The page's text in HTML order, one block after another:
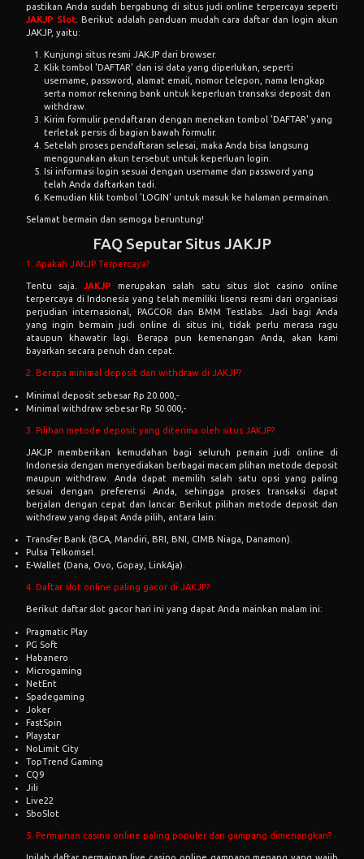
pastikan Anda sudah bergabung di situs judi online terpercaya seperti
JAKJP Slot. Berikut adalah panduan mudah cara daftar dan login akun
JAKJP, yaitu:
Kunjungi situs resmi JAKJP dari browser.
Klik tombol 'DAFTAR' dan isi data yang diperlukan, seperti
username, password, alamat email, nomor telepon, nama lengkap
serta nomor rekening bank untuk keperluan transaksi deposit dan
withdraw.
Kirim formulir pendaftaran dengan menekan tombol 'DAFTAR' yang
terletak persis di bagian bawah formulir.
Setelah proses pendaftaran selesai, maka Anda bisa langsung
menggunakan akun tersebut untuk keperluan login.
Isi informasi login sesuai dengan username dan password yang
telah Anda daftarkan tadi.
Kemudian klik tombol 'LOGIN' untuk masuk ke halaman permainan.
Selamat bermain dan semoga beruntung!
FAQ Seputar Situs JAKJP
1. Apakah JAKJP Terpercaya?
Tentu saja.JAKJP
merupakan salah satu situs slot casino online
terpercaya di Indonesia yang telah memiliki lisensi resmi dari organisasi
perjudian internasional, PAGCOR dan BMM Testlabs. Jadi bagi Anda
yang ingin bermain judi online di situs ini, tidak perlu merasa ragu
ataupun khawatir lagi. Berapa pun kemenangan Anda, akan kami
bayarkan secara penuh dan cepat.
2. Berapa minimal deposit dan withdraw di JAKJP?
Minimal deposit sebesar Rp 20.000,-
Minimal withdraw sebesar Rp 50.000,-
3. Pilihan metode deposit yang diterima oleh situs JAKJP?
JAKJP memberikan kemudahan bagi seluruh pemain judi online di
Indonesia dengan menyediakan berbagai macam plihan metode deposit
maupun withdraw. Anda dapat memilih salah satu opsi yang paling
sesuai dengan preferensi Anda, sehingga proses transaksi dapat
berjalan dengan cepat dan lancar. Berikut pilihan metode deposit dan
withdraw yang dapat Anda pilih, antara lain:
Transfer Bank (BCA, Mandiri, BRI, BNI, CIMB Niaga, Danamon).
Pulsa Telkomsel.
E-Wallet (Dana, Ovo, Gopay, LinkAja).
4. Daftar slot online paling gacor di JAKJP?
Berikut daftar slot gacor hari ini yang dapat Anda mainkan malam ini:
Pragmatic Play
PG Soft
Habanero
Microgaming
NetEnt
Spadegaming
Joker
FastSpin
Playstar
NoLimit City
TopTrend Gaming
CQ9
Jili
Live22
SboSlot
5. Permainan casino online paling populer dan gampang dimenangkan?